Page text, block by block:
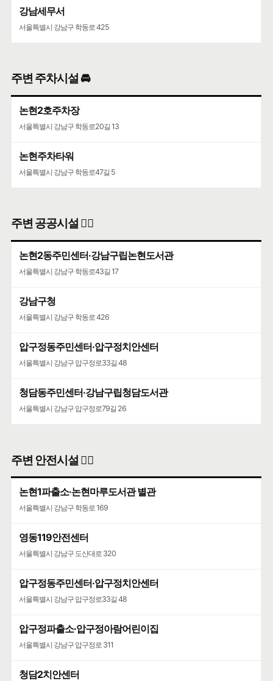
강남세무서
서울특별시 강남구 학동로 425
주변 주차시설 🚘
논현2호주차장
서울특별시 강남구 학동로20길 13
논현주차타워
서울특별시 강남구 학동로47길 5
주변 공공시설 👨‍✈️
논현2동주민센터·강남구립논현도서관
서울특별시 강남구 학동로43길 17
강남구청
서울특별시 강남구 학동로 426
압구정동주민센터·압구정치안센터
서울특별시 강남구 압구정로33길 48
청담동주민센터·강남구립청담도서관
서울특별시 강남구 압구정로79길 26
주변 안전시설 👮‍♀️
논현1파출소·논현마루도서관 별관
서울특별시 강남구 학동로 169
영동119안전센터
서울특별시 강남구 도산대로 320
압구정동주민센터·압구정치안센터
서울특별시 강남구 압구정로33길 48
압구정파출소·압구정아람어린이집
서울특별시 강남구 압구정로 311
청담2치안센터